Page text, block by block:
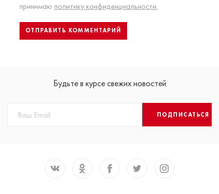
принимаю политику конфиденциальности.
Будьте в курсе свежих новостей
ПОДПИСАТЬСЯ